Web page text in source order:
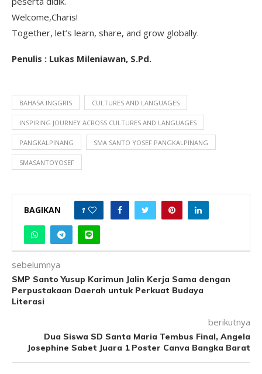
Welcome,Charis!
Together, let’s learn, share, and grow globally.
Penulis : Lukas Mileniawan, S.Pd.
BAHASA INGGRIS CULTURES AND LANGUAGES
INSPIRING JOURNEY ACROSS CULTURES AND LANGUAGES
PANGKALPINANG SMA SANTO YOSEF PANGKALPINANG
SMASANTOYOSEF
BAGIKAN 1
sebelumnya
SMP Santo Yusup Karimun Jalin Kerja Sama dengan
Perpustakaan Daerah untuk Perkuat Budaya
Literasi
berikutnya
Dua Siswa SD Santa Maria Tembus Final, Angela
Josephine Sabet Juara 1 Poster Canva Bangka Barat